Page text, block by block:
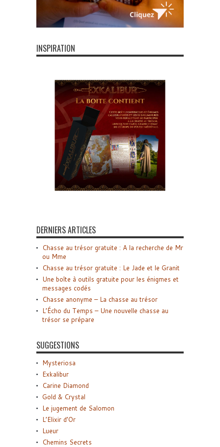
INSPIRATION
DERNIERS ARTICLES
Chasse au trésor gratuite : A la recherche de Mr
ou Mme
Chasse au trésor gratuite : Le Jade et le Granit
Une boîte à outils gratuite pour les énigmes et
messages codés
Chasse anonyme – La chasse au trésor
L’Écho du Temps – Une nouvelle chasse au
trésor se prépare
SUGGESTIONS
Mysteriosa
Exkalibur
Carine Diamond
Gold & Crystal
Le jugement de Salomon
L’Elixir d’Or
Lueur
Chemins Secrets